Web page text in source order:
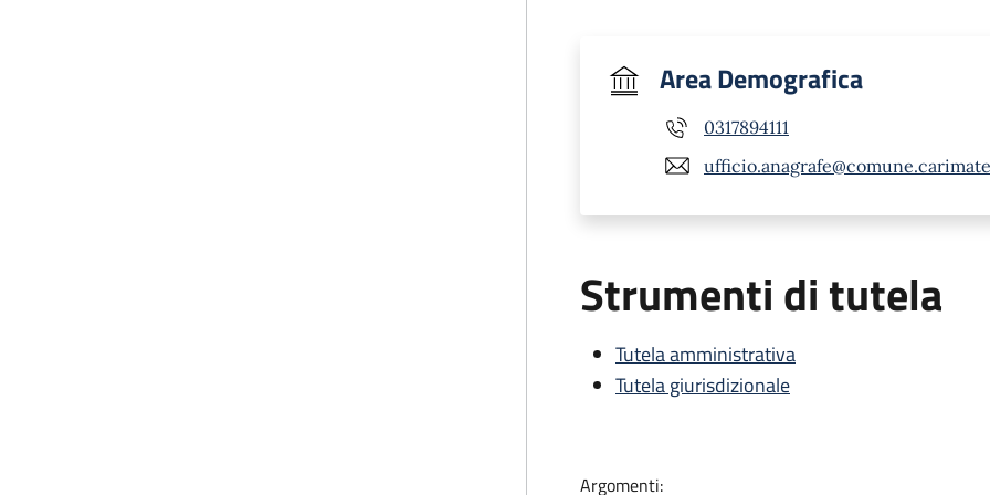
Area Demografica
0317894111
Strumenti di tutela
Tutela amministrativa
Tutela giurisdizionale
Argomenti: